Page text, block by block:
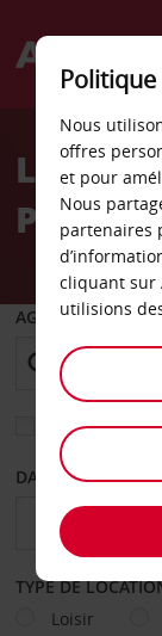
Welcome
Avis
Pau -
AGENCE DE
DATE DE DÉPART
TYPE DE
Loisir
Nous
offres
et pour
Nous
partenaires
cliquant sur
utilisions